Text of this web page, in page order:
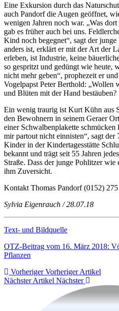
Eine Exkursion durch das
auch Pandorf die Augen geöffnet,
wenigen Jahren noch war. „Was
gab es früher auch bei uns.
Kind noch begegnet“, sagt der
anders ist, erklärt er mit der Art der
erleben, ist Industrie, keine
so gespritzt und gedüngt wie heute,
nicht mehr geben“, prophezeit er
Vogelpapst Peter Berthold: „Wollen
und Blüten mit der Hand bestäuben?
Ein wenig traurig ist Kurt Kühn aus
den Bewohnern in seinem Geraer
einer Schwalbenplakette
mir partout nicht einnisten“, sagt
Kinder in der Kindertagesstätte
bekannt und trägt seit 55 Jahren
Straße. Dass der junge Pohlitzer
ihm Zuversicht.
Kontakt Thomas Pandorf (0152)
Sylvia Eigenrauch / 28.07.18
Text- und Bildquelle
OTZ-Beitrag vom 16. März 2018:
Pflanzen
Vorheriger Vorheriger Artikel
Nächster Artikel Nächster